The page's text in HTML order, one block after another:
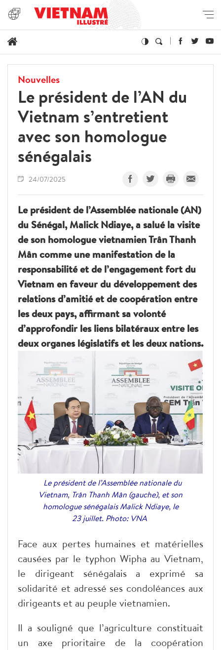
Nouvelles
Le président de l’AN du
Vietnam s’entretient
avec son homologue
sénégalais
24/07/2025
Le président de l’Assemblée nationale (AN)
du Sénégal, Malick Ndiaye, a salué la visite
de son homologue vietnamien Trân Thanh
Mân comme une manifestation de la
responsabilité et de l’engagement fort du
Vietnam en faveur du développement des
relations d’amitié et de coopération entre
les deux pays, affirmant sa volonté
d’approfondir les liens bilatéraux entre les
deux organes législatifs et les deux nations.
Le président de l’Assemblée nationale du
Vietnam, Trân Thanh Mân (gauche), et son
homologue sénégalais Malick Ndiaye, le
23 juillet. Photo: VNA
Face aux pertes humaines et matérielles
causées par le typhon Wipha au Vietnam,
le dirigeant sénégalais a exprimé sa
solidarité et adressé ses condoléances aux
dirigeants et au peuple vietnamien.
Il a souligné que l’agriculture constituait
un axe prioritaire de la coopération